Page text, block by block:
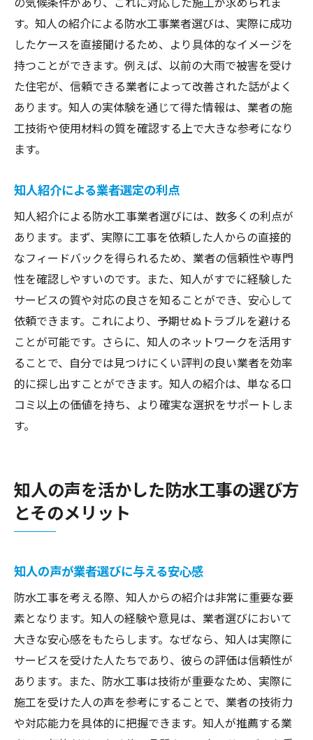
す。知人の紹介による防水工事業者選びは、実際に成功
したケースを直接聞けるため、より具体的なイメージを
持つことができます。例えば、以前の大雨で被害を受け
た住宅が、信頼できる業者によって改善された話がよく
あります。知人の実体験を通じて得た情報は、業者の施
工技術や使用材料の質を確認する上で大きな参考になり
ます。
知人紹介による業者選定の利点
知人紹介による防水工事業者選びには、数多くの利点が
あります。まず、実際に工事を依頼した人からの直接的
なフィードバックを得られるため、業者の信頼性や専門
性を確認しやすいのです。また、知人がすでに経験した
サービスの質や対応の良さを知ることができ、安心して
依頼できます。これにより、予期せぬトラブルを避ける
ことが可能です。さらに、知人のネットワークを活用す
ることで、自分では見つけにくい評判の良い業者を効率
的に探し出すことができます。知人の紹介は、単なる口
コミ以上の価値を持ち、より確実な選択をサポートしま
す。
知人の声を活かした防水工事の選び方
とそのメリット
知人の声が業者選びに与える安心感
防水工事を考える際、知人からの紹介は非常に重要な要
素となります。知人の経験や意見は、業者選びにおいて
大きな安心感をもたらします。なぜなら、知人は実際に
サービスを受けた人たちであり、彼らの評価は信頼性が
あります。また、防水工事は技術が重要なため、実際に
施工を受けた人の声を参考にすることで、業者の技術力
や対応能力を具体的に把握できます。知人が推薦する業